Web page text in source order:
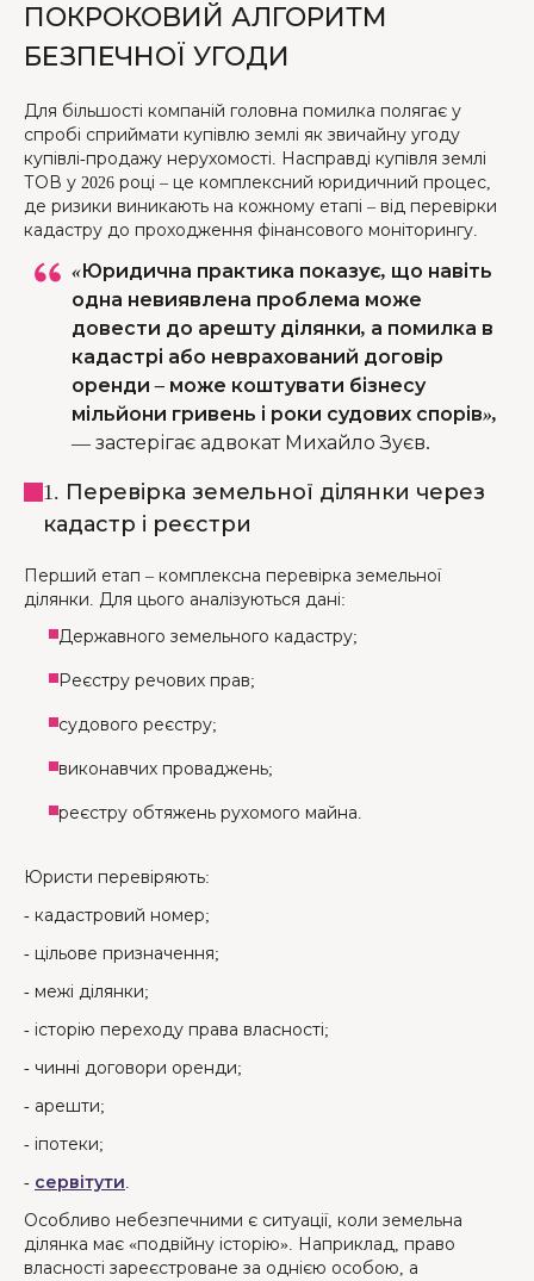
ПОКРОКОВИЙ АЛГОРИТМ
БЕЗПЕЧНОЇ УГОДИ
Для більшості компаній головна помилка полягає у
спробі сприймати купівлю землі як звичайну угоду
купівлі-продажу нерухомості. Насправді купівля землі
ТОВ у 2026 році – це комплексний юридичний процес,
де ризики виникають на кожному етапі – від перевірки
кадастру до проходження фінансового моніторингу.
«Юридична практика показує, що навіть
одна невиявлена проблема може
довести до арешту ділянки, а помилка в
кадастрі або неврахований договір
оренди – може коштувати бізнесу
мільйони гривень і роки судових спорів»,
— застерігає адвокат Михайло Зуєв.
1. Перевірка земельної ділянки через
кадастр і реєстри
Перший етап – комплексна перевірка земельної
ділянки. Для цього аналізуються дані:
Державного земельного кадастру;
Реєстру речових прав;
судового реєстру;
виконавчих проваджень;
реєстру обтяжень рухомого майна.
Юристи перевіряють:
- кадастровий номер;
- цільове призначення;
- межі ділянки;
- історію переходу права власності;
- чинні договори оренди;
- арешти;
- іпотеки;
- сервітути
Особливо небезпечними є ситуації, коли земельна
ділянка має «подвійну історію». Наприклад, право
власності зареєстроване за однією особою, а